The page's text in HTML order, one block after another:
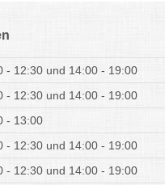
- 12:30
14:00 - 19:00
- 12:30
14:00 - 19:00
- 13:00
- 12:30
14:00 - 19:00
- 12:30
14:00 - 19:00